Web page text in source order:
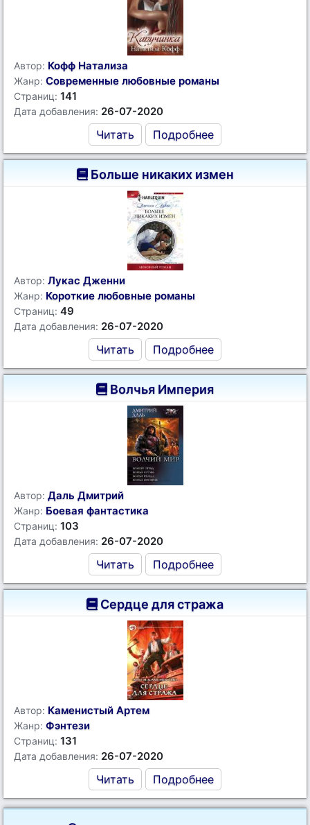
Автор: Кофф Натализа
Жанр: Современные любовные романы
Страниц: 141
Дата добавления: 26-07-2020
Читать Подробнее
Больше никаких измен
Автор: Лукас Дженни
Жанр: Короткие любовные романы
Страниц: 49
Дата добавления: 26-07-2020
Читать Подробнее
Волчья Империя
Автор: Даль Дмитрий
Жанр: Боевая фантастика
Страниц: 103
Дата добавления: 26-07-2020
Читать Подробнее
Сердце для стража
Автор: Каменистый Артем
Жанр: Фэнтези
Страниц: 131
Дата добавления: 26-07-2020
Читать Подробнее